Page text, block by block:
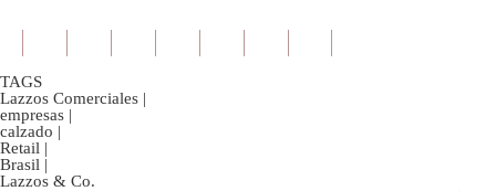
TAGS
Lazzos Comerciales |
empresas |
calzado |
Retail |
Brasil |
Lazzos & Co.